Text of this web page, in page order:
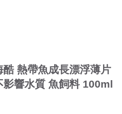
熱帶魚成長漂浮薄片
響水質 魚飼料 100ml